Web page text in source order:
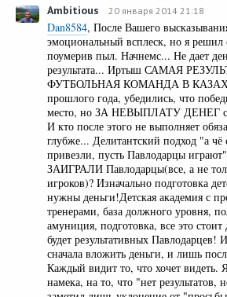
Ambitious 20 января 2014 21:18
Dan8584, После Вашего
эмоциональный всплеск, но я решил
поумерив пыл. Начнемс... Не дает
результата... Иртыш САМАЯ
ФУТБОЛЬНАЯ КОМАНДА В
прошлого года, убедились, что
место, но ЗА НЕВЫПЛАТУ ДЕНЕГ с
И кто после этого не выполняет
глубже... Делитантский подход "а чё
привезли, пусть Павлодарцы
ЗАИГРАЛИ Павлодарцы(все, а не
игроков)? Изначально подготовка
нужны деньги!Детская академия с
тренерами, база должного уровня,
амуниция, подготовка, все это стоит
будет результативных
сначала вложить деньги, и лишь
Каждый видит то, что хочет видеть.
намека, на то, что "нет результатов,